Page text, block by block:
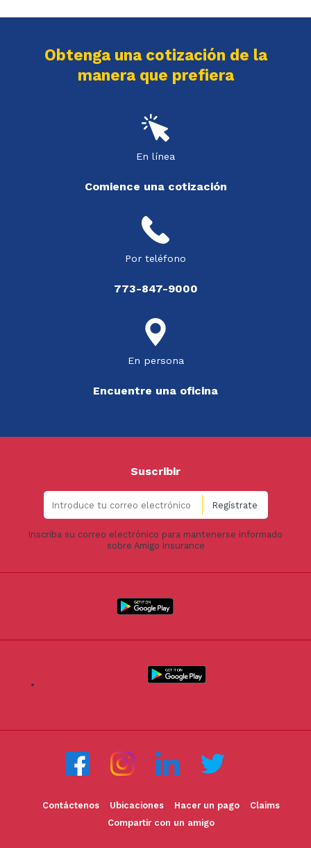
Obtenga una cotización de la
manera que prefiera
En línea
Comience una cotización
Por teléfono
773-847-9000
En persona
Encuentre una oficina
Suscribir
Inscriba su correo electrónico para mantenerse informado
sobre Amigo Insurance
Contáctenos Ubicaciones Hacer un pago
Claims
Compartir con un amigo